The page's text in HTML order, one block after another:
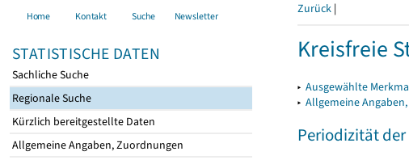
Home Kontakt Suche Newsletter
STATISTISCHE DATEN
Sachliche Suche
Regionale Suche
Kürzlich bereitgestellte Daten
Allgemeine Angaben, Zuordnungen
Zurück |
Kreisfreie
▸ Ausgewählte
▸ Allgemeine
Periodizität der